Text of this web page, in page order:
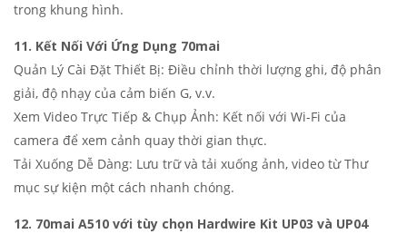
trong khung hình.
11. Kết Nối Với Ứng Dụng 70mai
Quản Lý Cài Đặt Thiết Bị: Điều chỉnh thời lượng ghi, độ phân
giải, độ nhạy của cảm biến G, v.v.
Xem Video Trực Tiếp & Chụp Ảnh: Kết nối với Wi-Fi của
camera để xem cảnh quay thời gian thực.
Tải Xuống Dễ Dàng: Lưu trữ và tải xuống ảnh, video từ Thư
mục sự kiện một cách nhanh chóng.
12. 70mai A510 với tùy chọn Hardwire Kit UP03 và UP04